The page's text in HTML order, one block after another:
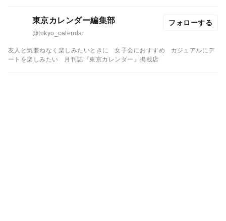
東京カレンダー編集部
@tokyo_calendar
フォローする
友人と気兼ねなく楽しみたいときに 女子会におすすめ
カジュアルにデ
ートを楽しみたい
月刊誌『東京カレンダー』掲載店